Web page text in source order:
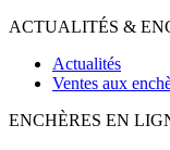
ACTUALITÉS &
Actualités
Ventes aux
ENCHÈRES EN